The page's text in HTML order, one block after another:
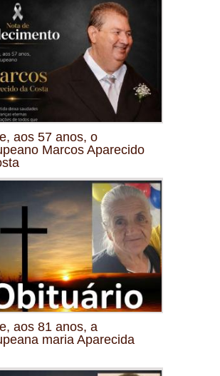
aos 57 anos, o
Marcos Aparecido
aos 81 anos, a
maria Aparecida